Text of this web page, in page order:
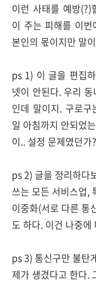
이런 사태를 예방(?)
이 주는 피해를 이
본인의 몫이지만 말
ps 1) 이 글을 편집
넷이 안된다. 우리
인데 말이지. 구로
일 아침까지 안되었
이.. 설정 문제였던가
ps 2) 글을 정리하다
쓰는 모든 서비스업,
이중화(서로 다른 통
도 하다. 이건 나중
ps 3) 통신구만 불탄
제가 생겼다고 한다.